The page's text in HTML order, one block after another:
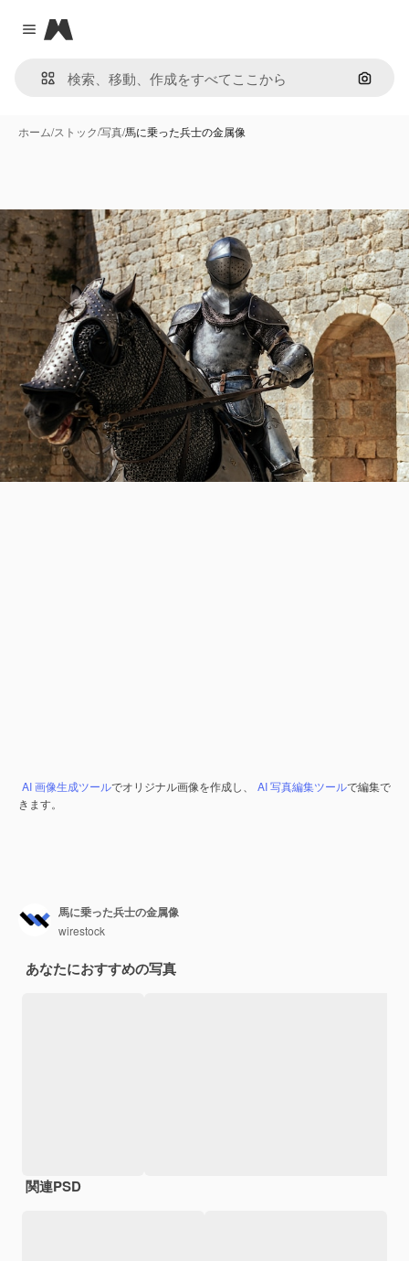
Close menu
Magnific
画像で
ホーム/ストック/写真/馬に乗った兵士の金属像
AI 画像生成ツールでオリジナル画像を作成し、 AI 写真編集ツールで編集で
きます。
馬に乗った兵士の金属像
wirestock
あなたにおすすめの写真
関連PSD